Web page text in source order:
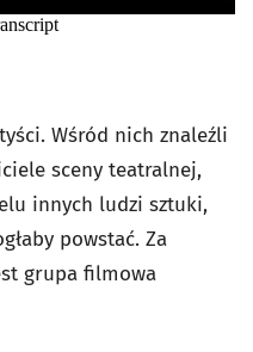
Wśród nich znaleźli
sceny teatralnej,
innych ludzi sztuki,
powstać. Za
grupa filmowa